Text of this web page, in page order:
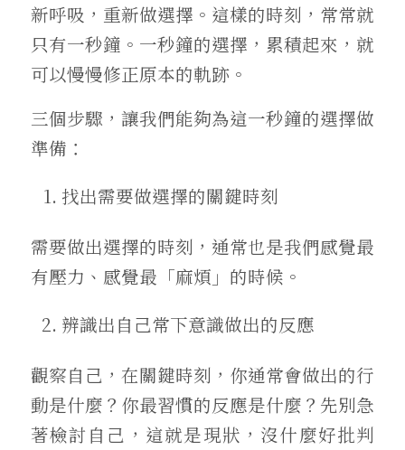
新呼吸，重新做選擇。這樣的時刻，常常就
只有一秒鐘。一秒鐘的選擇，累積起來，就
可以慢慢修正原本的軌跡。
三個步驟，讓我們能夠為這一秒鐘的選擇做
準備：
找出需要做選擇的關鍵時刻
需要做出選擇的時刻，通常也是我們感覺最
有壓力、感覺最「麻煩」的時候。
辨識出自己常下意識做出的反應
觀察自己，在關鍵時刻，你通常會做出的行
動是什麼？你最習慣的反應是什麼？先別急
著檢討自己，這就是現狀，沒什麼好批判